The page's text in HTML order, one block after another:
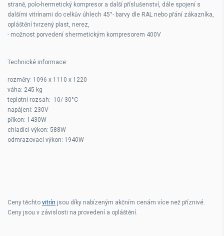
straně, polo-hermetický kompresor a další příslušenství, dále spojení s
dalšími vitrínami do celkův úhlech 45°- barvy dle RAL nebo přání zákazníka,
opláštění tvrzený plast, nerez,
- možnost porvedení shermetickým kompresorem 400V
Technické informace:
rozměry: 1096 x 1110 x 1220
váha: 245 kg
teplotní rozsah: -10/-30°C
napájení: 230V
příkon: 1430W
chladící výkon: 588W
odmrazovací výkon: 1940W
Ceny těchto vitrín jsou díky nabízeným akčním cenám více než příznivé.
Ceny jsou v závislosti na provedení a opláštění.